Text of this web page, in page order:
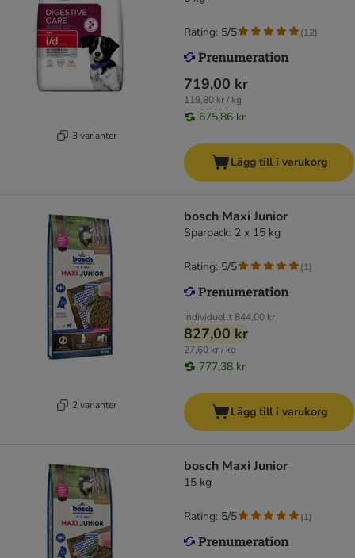
3 varianter
719,00 kr
119,80 kr / kg
675,86 kr
Rating: 5/5 (12)
Lägg till i varukorg
2 varianter
bosch Maxi Junior
Sparpack: 2 x 15 kg
Individuellt844,00 kr
827,00 kr
27,60 kr / kg
777,38 kr
Rating: 5/5 (1)
Lägg till i varukorg
bosch Maxi Junior
15 kg
Rating: 5/5 (1)